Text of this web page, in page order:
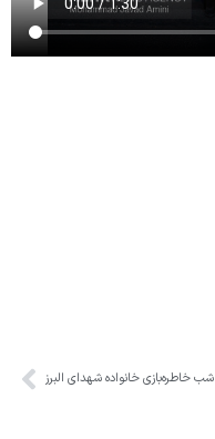
شب خاطره‌بازی خانواده شهدای البرز